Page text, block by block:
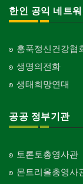
인터넷/소프트웨어
Church-United
Church-7th Day
교회-씨 앤 엠에이
Church-C & MA
Church-Full Gospel
Church-
한인 공익 네트
홍푹정신건강협
생명의전화
생태희망연대
공공 정부기관
토론토총영사관
몬트리올총영사